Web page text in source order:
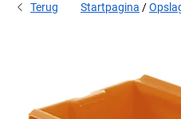
Terug Startpagina